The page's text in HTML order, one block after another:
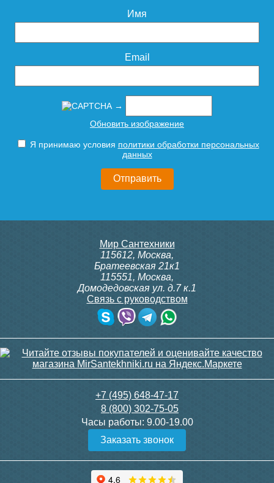
Имя
Email
→
Обновить изображение
Я принимаю условия политики обработки персональных
данных
Мир Сантехники
115612, Москва,
Братеевская 21к1
115551, Москва,
Домодедовская ул. д.7 к.1
Связь с руководством
+7 (495) 648-47-17
8 (800) 302-75-05
Часы работы: 9.00-19.00
Заказать звонок